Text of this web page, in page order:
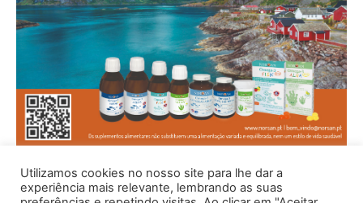
Utilizamos cookies no nosso site para lhe dar a
experiência mais relevante, lembrando as suas